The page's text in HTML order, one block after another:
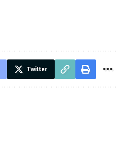
Twitter